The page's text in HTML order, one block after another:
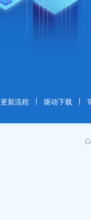
更新流程 驱动下载